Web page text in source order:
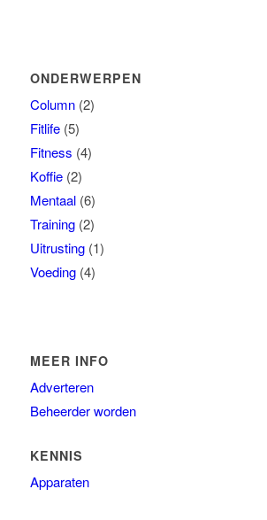
ONDERWERPEN
Column(2)
Fitlife(5)
Fitness (4)
Koffie(2)
Mentaal(6)
Training(2)
Uitrusting(1)
Voeding(4)
MEER INFO
Adverteren
Beheerder worden
KENNIS
Apparaten